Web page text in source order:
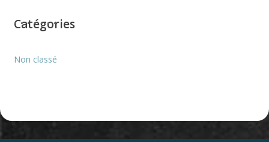
Catégories
Non classé